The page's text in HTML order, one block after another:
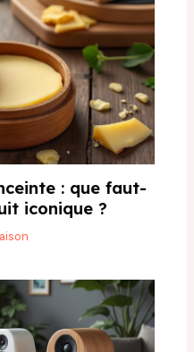
: que faut-
iconique ?